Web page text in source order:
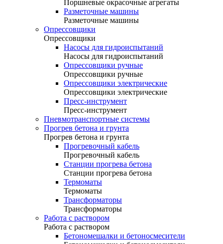
Поршневые окрасочные агрегаты
Разметочные машины
Разметочные машины
Опрессовщики
Опрессовщики
Насосы для гидроиспытаний
Насосы для гидроиспытаний
Опрессовщики ручные
Опрессовщики ручные
Опрессовщики электрические
Опрессовщики электрические
Пресс-инструмент
Пресс-инструмент
Пневмотранспортные системы
Прогрев бетона и грунта
Прогрев бетона и грунта
Прогревочный кабель
Прогревочный кабель
Станции прогрева бетона
Станции прогрева бетона
Термоматы
Термоматы
Трансформаторы
Трансформаторы
Работа с раствором
Работа с раствором
Бетономешалки и бетоносмесители